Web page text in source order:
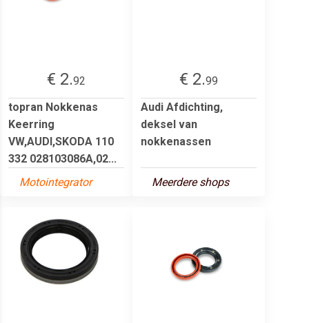
€ 2.92
topran Nokkenas
Keerring
VW,AUDI,SKODA 110
332 028103086A,02...
Motointegrator
€ 2.99
Audi Afdichting,
deksel van
nokkenassen
Meerdere shops